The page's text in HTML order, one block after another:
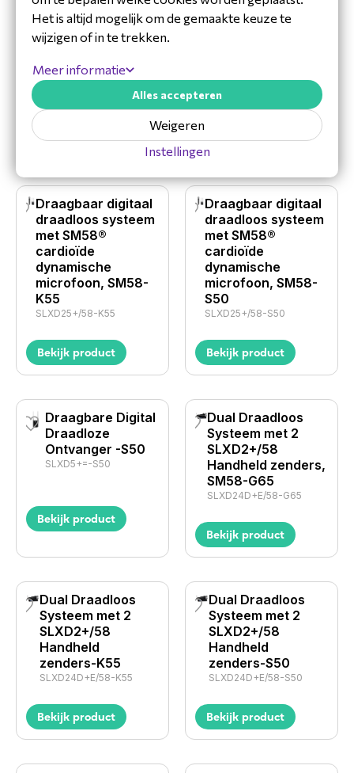
Wireless System
met SLXD3+ Plug
On Transmitter
SLXD35+-G65
draadloos systeem
met SM58®
G65
SLXD25+/58-G65
Bekijk product
Draagbaar digitaal
draadloos systeem
met SM58®
cardioïde
dynamische
microfoon, SM58-
K55
SLXD25+/58-K55
Bekijk product
Draagbaar digitaal
draadloos systeem
met SM58®
cardioïde
dynamische
microfoon, SM58-
S50
SLXD25+/58-S50
Bekijk product
Draagbare Digital
Draadloze
Ontvanger -S50
SLXD5+=-S50
Bekijk product
Dual Draadloos
Systeem met 2
SLXD2+/58
Handheld zenders,
SM58-G65
SLXD24D+E/58-G65
Bekijk product
Dual Draadloos
Systeem met 2
SLXD2+/58
Handheld
zenders-K55
SLXD24D+E/58-K55
Bekijk product
Dual Draadloos
Systeem met 2
SLXD2+/58
Handheld
zenders-S50
SLXD24D+E/58-S50
Bekijk product
Het is altijd mogelijk om de gemaakte keuze te
wijzigen of in te trekken.
Meer informatie
Instellingen
Weigeren
Alles accepteren